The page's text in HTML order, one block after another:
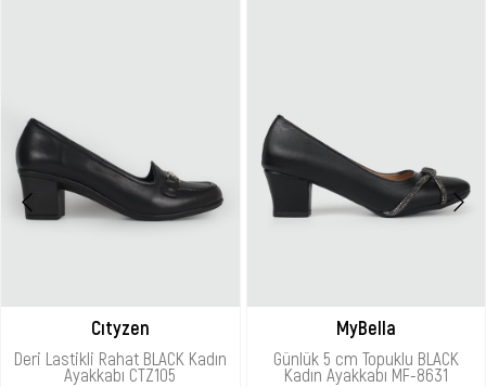
Cıtyzen
Deri Lastikli Rahat BLACK Kadın
Ayakkabı CTZ105
MyBella
Günlük 5 cm Topuklu BLACK
Kadın Ayakkabı MF-8631